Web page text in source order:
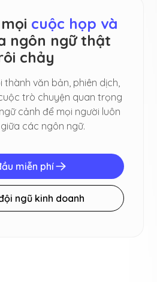
cuộc họp và
ngôn ngữ thật
chảy
thành văn bản, phiên dịch,
trò chuyện quan trọng
cảnh để mọi người luôn
các ngôn ngữ.
miễn phí
ngũ kinh doanh